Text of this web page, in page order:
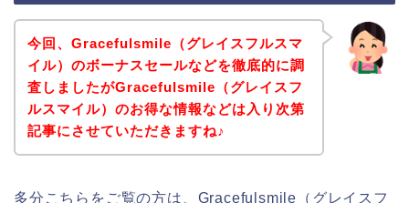
今回、Gracefulsmile（グレイスフルスマ
イル）のボーナスセールなどを徹底的に調
査しましたがGracefulsmile（グレイスフ
ルスマイル）のお得な情報などは入り次第
記事にさせていただきますね♪
多分こちらをご覧の方は、Gracefulsmile（グレイスフ